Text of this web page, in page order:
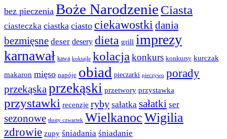
bez pieczenia Boże Narodzenie Ciasta
ciasteczka ciastka ciasto ciekawostki dania
bezmięsne deser desery dieta grill imprezy
karnawał kawa koktajle kolacja konkurs konkursy kurczak
makaron mięso napóje obiad pieczarki pieczywo porady
przekąskaprzekąski przetwory przystawka
przystawki recenzje ryby sałatka sałatki ser
sezonowe tłusty czwartek WielkanocWigilia
zdrowie zupy śniadania śniadanie